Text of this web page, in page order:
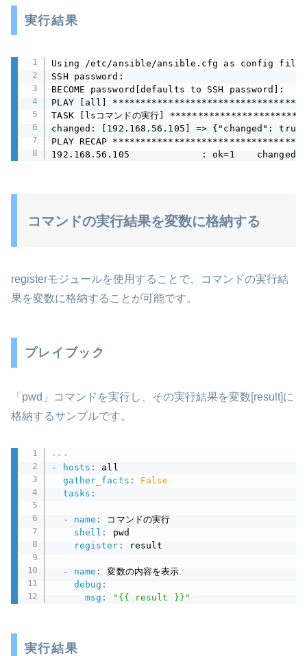
実行結果
Using /etc/ansible/ansible.cfg as config file
SSH password:
BECOME password[defaults to SSH password]:
PLAY [all]
TASK [lsコマンドの実行]
changed: [192.168.56.105] =>
PLAY RECAP
192.168.56.105             : ok=1
コマンドの実行結果を変数に格納する
registerモジュールを使用することで、コマンドの実行結
果を変数に格納することが可能です。
プレイブック
「pwd」コマンドを実行し、その実行結果を変数[result]に
格納するサンプルです。
---
-
hosts :
all
gather_facts :
False
tasks :
- name :
コマンドの実行
shell :
pwd
register : result
- name :
変数の内容を表示
debug :
msg : "{{ result }}"
実行結果